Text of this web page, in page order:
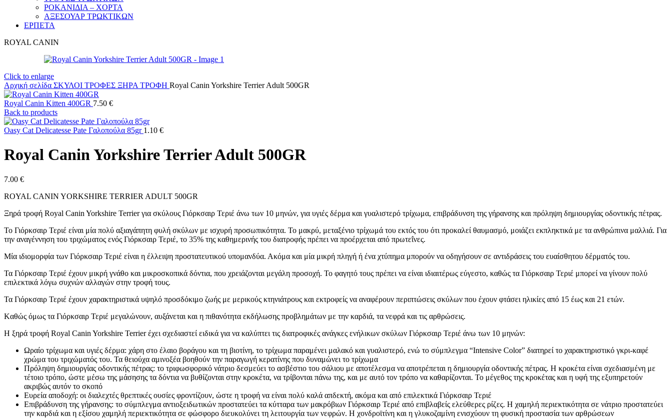
ΡΟΚΑΝΙΔΙΑ – ΧΟΡΤΑ
ΑΞΕΣΟΥΑΡ ΤΡΩΚΤΙΚΩΝ
ΕΡΠΕΤΑ
ROYAL CANIN
Click to enlarge
Αρχική σελίδα ΣΚΥΛΟΙ ΤΡΟΦΕΣ ΞΗΡΑ ΤΡΟΦΗ Royal Canin Yorkshire Terrier Adult 500GR
Royal Canin Kitten 400GR 7.50 €
Back to products
Oasy Cat Delicatesse Pate Γαλοπούλα 85gr 1.10 €
Royal Canin Yorkshire Terrier Adult 500GR
7.00 €
ROYAL CANIN YORKSHIRE TERRIER ADULT 500GR
Ξηρά τροφή Royal Canin Yorkshire Terrier για σκύλους Γιόρκσαιρ Τεριέ άνω των 10 μηνών, για υγιές δέρμα και γυαλιστερό τρίχωμα, επιβράδυνση της γήρανσης και πρόληψη δημιουργίας οδοντικής πέτρας.
Το Γιόρκσαιρ Τεριέ είναι μία πολύ αξιαγάπητη φυλή σκύλων με ισχυρή προσωπικότητα. Το μακρύ, μεταξένιο τρίχωμά του εκτός του ότι προκαλεί θαυμασμό, μοιάζει εκπληκτικά με τα ανθρώπινα μαλλιά. Για
την αναγέννηση του τριχώματος ενός Γιόρκσαιρ Τεριέ, το 35% της καθημερινής του διατροφής πρέπει να προέρχεται από πρωτεΐνες.
Μία ιδιομορφία των Γιόρκσαιρ Τεριέ είναι η έλλειψη προστατευτικού υπομανδύα. Ακόμα και μία μικρή πληγή ή ένα χτύπημα μπορούν να οδηγήσουν σε αντιδράσεις του ευαίσθητου δέρματός του.
Τα Γιόρκσαιρ Τεριέ έχουν μικρή γνάθο και μικροσκοπικά δόντια, που χρειάζονται μεγάλη προσοχή. Το φαγητό τους πρέπει να είναι ιδιαιτέρως εύγεστο, καθώς τα Γιόρκσαιρ Τεριέ μπορεί να γίνουν πολύ
επιλεκτικά λόγω συχνών αλλαγών στην τροφή τους.
Τα Γιόρκσαιρ Τεριέ έχουν χαρακτηριστικά υψηλό προσδόκιμο ζωής με μερικούς κτηνιάτρους και εκτροφείς να αναφέρουν περιπτώσεις σκύλων που έχουν φτάσει ηλικίες από 15 έως και 21 ετών.
Kαθώς όμως τα Γιόρκσαιρ Τεριέ μεγαλώνουν, αυξάνεται και η πιθανότητα εκδήλωσης προβλημάτων με την καρδιά, τα νεφρά και τις αρθρώσεις.
Η ξηρά τροφή Royal Canin Yorkshire Terrier έχει σχεδιαστεί ειδικά για να καλύπτει τις διατροφικές ανάγκες ενήλικων σκύλων Γιόρκσαιρ Τεριέ άνω των 10 μηνών:
Ωραίο τρίχωμα και υγιές δέρμα: χάρη στο έλαιο βοράγου και τη βιοτίνη, το τρίχωμα παραμένει μαλακό και γυαλιστερό, ενώ το σύμπλεγμα “Intensive Color” διατηρεί το χαρακτηριστικό γκρι-καφέ
χρώμα του τριχώματός του. Τα θειούχα αμινοξέα βοηθούν την παραγωγή κερατίνης που δυναμώνει το τρίχωμα
Πρόληψη δημιουργίας οδοντικής πέτρας: το τριφωσφορικό νάτριο δεσμεύει το ασβέστιο του σάλιου με αποτέλεσμα να αποτρέπεται η δημιουργία οδοντικής πέτρας. Η κροκέτα είναι σχεδιασμένη με
τέτοιο τρόπο, ώστε μέσω της μάσησης τα δόντια να βυθίζονται στην κροκέτα, να τρίβονται πάνω της, και με αυτό τον τρόπο να καθαρίζονται. Το μέγεθος της κροκέτας και η υφή της εξυπηρετούν
ακριβώς αυτόν το σκοπό
Ευρεία αποδοχή: οι διαλεχτές θρεπτικές ουσίες φροντίζουν, ώστε η τροφή να είναι πολύ καλά απδεκτή, ακόμα και από επιλεκτικά Γιόρκσαιρ Τεριέ
Επιβράδυνση της γήρανσης: το σύμπλεγμα αντιοξειδωτικών προστατεύει τα κύτταρα των μακρόβιων Γιόρκσαιρ Τεριέ από επιβλαβείς ελεύθερες ρίζες. Η χαμηλή περιεκτικότητα σε νάτριο προστατεύει
την καρδιά και η εξίσου χαμηλή περιεκτικότητα σε φώσφορο διευκολύνει τη λειτουργία των νεφρών. Η χονδροϊτίνη και η γλυκοζαμίνη ενισχύουν τη φυσική προστασία των αρθρώσεων